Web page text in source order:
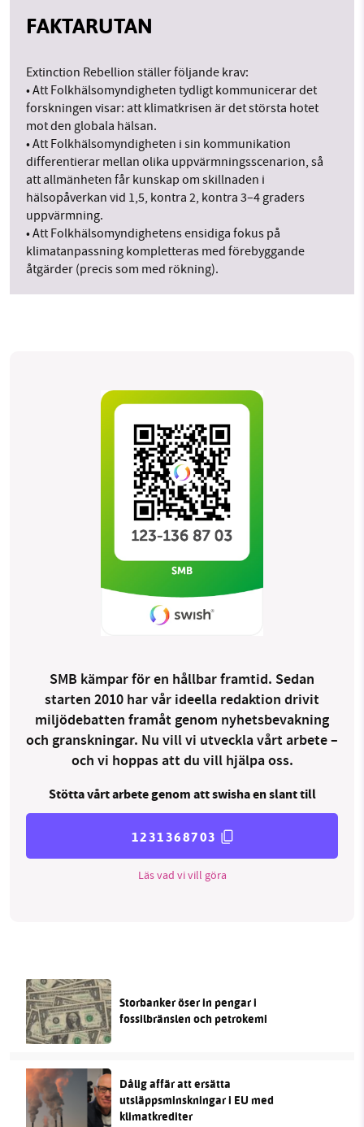
FAKTARUTAN
Extinction Rebellion ställer följande krav:
• Att Folkhälsomyndigheten tydligt kommunicerar det
forskningen visar: att klimatkrisen är det största hotet
mot den globala hälsan.
• Att Folkhälsomyndigheten i sin kommunikation
differentierar mellan olika uppvärmningsscenarion, så
att allmänheten får kunskap om skillnaden i
hälsopåverkan vid 1,5, kontra 2, kontra 3–4 graders
uppvärmning.
• Att Folkhälsomyndighetens ensidiga fokus på
klimatanpassning kompletteras med förebyggande
åtgärder (precis som med rökning).
SMB kämpar för en hållbar framtid. Sedan
starten 2010 har vår ideella redaktion drivit
miljödebatten framåt genom nyhetsbevakning
och granskningar. Nu vill vi utveckla vårt arbete –
och vi hoppas att du vill hjälpa oss.
Stötta vårt arbete genom att swisha en slant till
1231368703
Läs vad vi vill göra
Storbanker öser in pengar i
fossilbränslen och petrokemi
Dålig affär att ersätta
utsläppsminskningar i EU med
klimatkrediter